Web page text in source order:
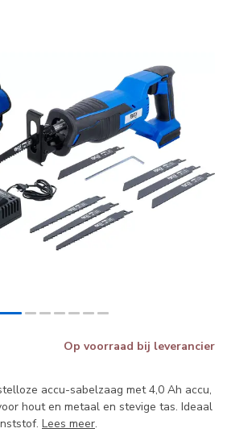
Op voorraad bij leverancier
accu-sabelzaag met 4,0 Ah accu,
hout en metaal en stevige tas. Ideaal
Lees meer.